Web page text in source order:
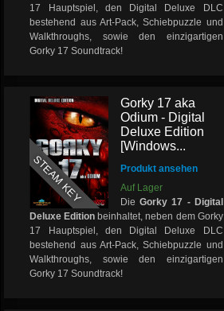
17 Hauptspiel, den Digital Deluxe DLC
bestehend aus Art-Pack, Schiebpuzzle und
Walkthroughs, sowie den einzigartigen
Gorky 17 Soundtrack!
STEAM KEY
Gorky 17 aka
Odium - Digital
Deluxe Edition
[Windows...
Produkt ansehen
Auf Lager
DieGorky 17 - Digital
Deluxe Edition beinhaltet, neben dem Gorky
17 Hauptspiel, den Digital Deluxe DLC
bestehend aus Art-Pack, Schiebpuzzle und
Walkthroughs, sowie den einzigartigen
Gorky 17 Soundtrack!